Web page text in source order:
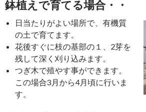
鉢植えで育てる場合・・
日当たりがよい場所で、有機質
の土で育てます。
花後すぐに枝の基部の１、2芽を
残して深く刈り込みます。
つぎ木で殖やす事ができます。
この場合3月から4月頃に行いま
す。